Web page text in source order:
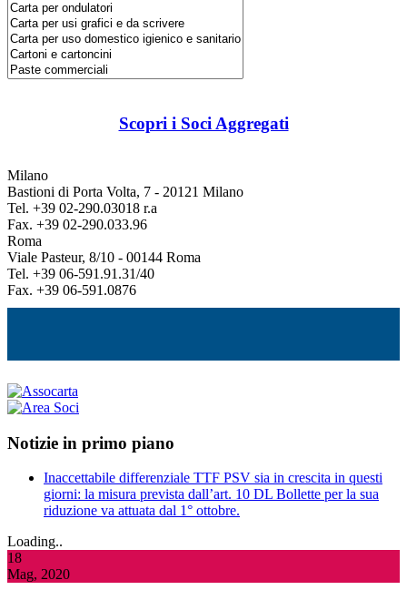
Scopri i Soci Aggregati
Milano
Bastioni di Porta Volta, 7 - 20121 Milano
Tel. +39 02-290.03018 r.a
Fax. +39 02-290.033.96
Roma
Viale Pasteur, 8/10 - 00144 Roma
Tel. +39 06-591.91.31/40
Fax. +39 06-591.0876
Notizie in primo piano
Inaccettabile differenziale TTF PSV sia in crescita in questi
giorni: la misura prevista dall’art. 10 DL Bollette per la sua
riduzione va attuata dal 1° ottobre.
Loading..
18
Mag, 2020